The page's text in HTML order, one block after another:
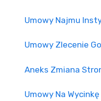
Umowy Najmu
Umowy Zlecenie
Aneks Zmiana
Umowy Na